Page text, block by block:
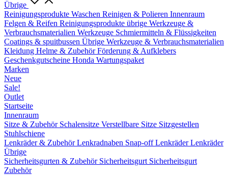
Übrige
Reinigungsprodukte Waschen Reinigen & Polieren Innenraum
Felgen & Reifen Reinigungsprodukte übrige Werkzeuge &
Verbrauchsmaterialien Werkzeuge Schmiermitteln & Flüssigkeiten
Coatings & spuitbussen Übrige Werkzeuge & Verbrauchsmaterialien
Kleidung Helme & ZubehörFörderung & Aufklebers
Geschenkgutscheine Honda Wartungspaket
Marken
Neue
Sale!
Outlet
Startseite
Innenraum
Sitze & Zubehör Schalensitze Verstellbare Sitze Sitzgestellen
Stuhlschiene
Lenkräder & ZubehörLenkradnaben Snap-offLenkräderLenkräder
Übrige
Sicherheitsgurten & Zubehör Sicherheitsgurt Sicherheitsgurt
Zubehör